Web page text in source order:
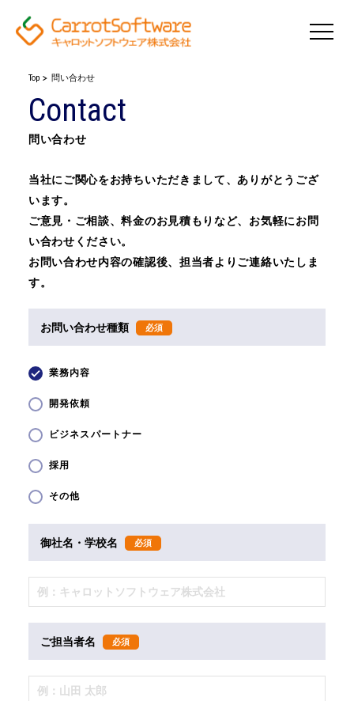
Top 問い合わせ
Contact
問い合わせ
当社にご関心をお持ちいただきまして、ありがとうござ
います。
ご意見・ご相談、料金のお見積もりなど、お気軽にお問
い合わせください。
お問い合わせ内容の確認後、担当者よりご連絡いたしま
す。
お問い合わせ種類 必須
業務内容
開発依頼
ビジネスパートナー
採用
その他
御社名・学校名 必須
ご担当者名 必須